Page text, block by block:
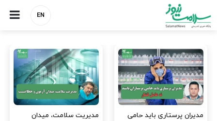
EN
وقت وزیر بهداشت باید صرف
واردات دارو و کالاهای اساسی